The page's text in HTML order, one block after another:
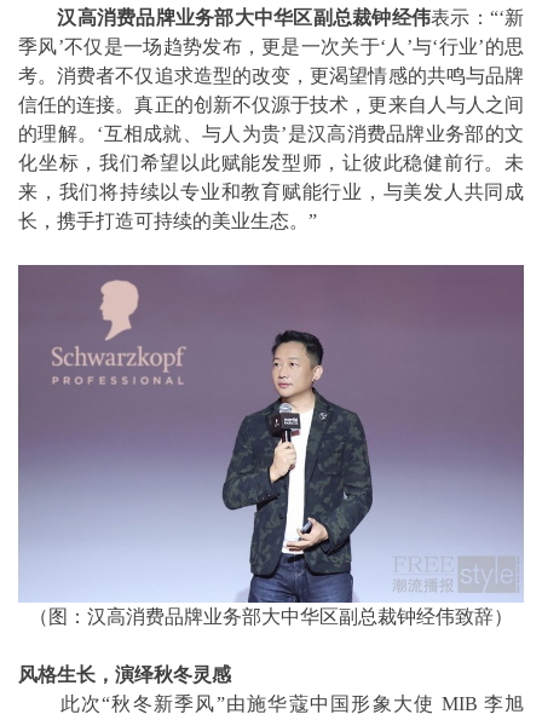
汉高消费品牌业务部大中华区副总裁钟经伟表示：“‘新
季风’不仅是一场趋势发布，更是一次关于‘人’与‘行业’的思
考。消费者不仅追求造型的改变，更渴望情感的共鸣与品牌
信任的连接。真正的创新不仅源于技术，更来自人与人之间
的理解。‘互相成就、与人为贵’是汉高消费品牌业务部的文
化坐标，我们希望以此赋能发型师，让彼此稳健前行。未
来，我们将持续以专业和教育赋能行业，与美发人共同成
长，携手打造可持续的美业生态。”
（图：汉高消费品牌业务部大中华区副总裁钟经伟致辞）
风格生长，演绎秋冬灵感
此次“秋冬新季风”由施华蔻中国形象大使 MIB 李旭